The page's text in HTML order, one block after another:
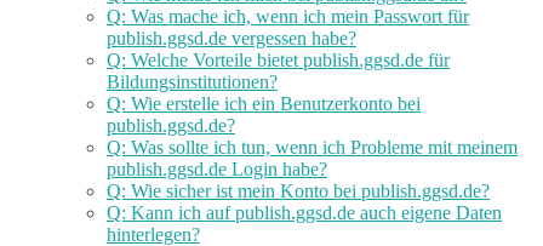
Q: Was mache ich, wenn ich mein Passwort für
publish.ggsd.de vergessen habe?
Q: Welche Vorteile bietet publish.ggsd.de für
Bildungsinstitutionen?
Q: Wie erstelle ich ein Benutzerkonto bei
publish.ggsd.de?
Q: Was sollte ich tun, wenn ich Probleme mit meinem
publish.ggsd.de Login habe?
Q: Wie sicher ist mein Konto bei publish.ggsd.de?
Q: Kann ich auf publish.ggsd.de auch eigene Daten
hinterlegen?